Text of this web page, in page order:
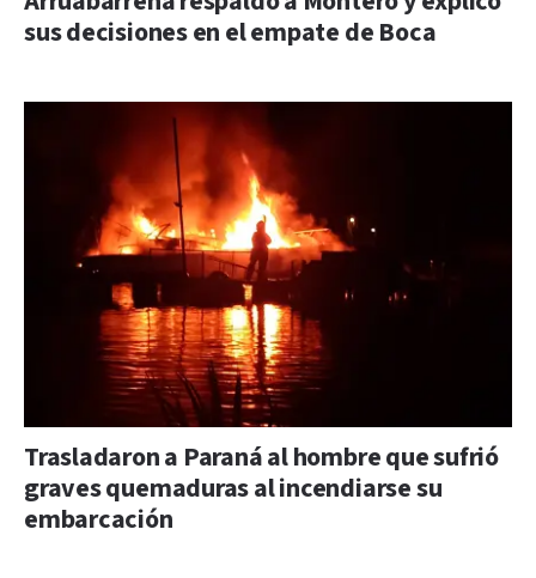
sus decisiones en el empate de Boca
Trasladaron a Paraná al hombre que sufrió
graves quemaduras al incendiarse su
embarcación